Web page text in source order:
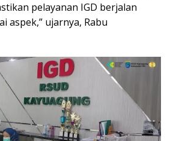
pelayanan IGD berjalan
aspek,” ujarnya, Rabu